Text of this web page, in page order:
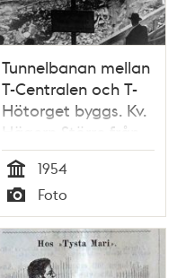
Tunnelbanan mellan
T-Centralen och T-
Hötorget byggs. Kv.
Hägern Större från
Klara Östra
Kyrkogata österut
längs
Klarabergsgatan
mot Drottninggatan
46
Tid
1954
Typ
Foto